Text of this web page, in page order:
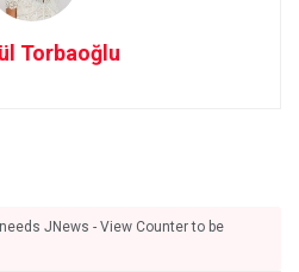
Torbaoğlu
JNews - View Counter to be